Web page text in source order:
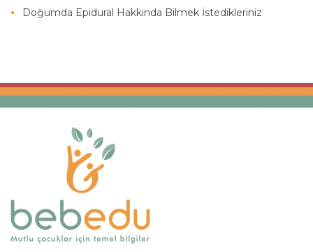
Doğumda Epidural Hakkında Bilmek İstedikleriniz